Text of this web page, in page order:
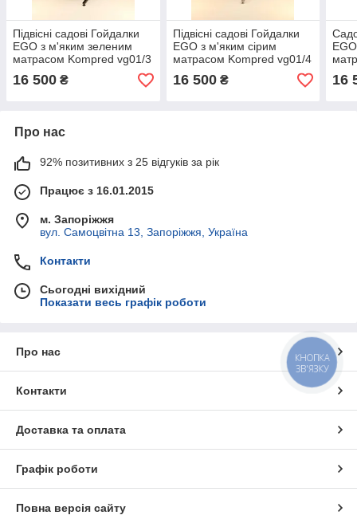
Підвісні садові Гойдалки
EGO з м'яким зеленим
матрасом Kompred vg01/3
16 500 ₴
Підвісні садові Гойдалки
EGO з м'яким сірим
матрасом Kompred vg01/4
16 500₴ 16
Про нас
92% позитивних з 25 відгуків за рік
Працює з 16.01.2015
м. Запоріжжя
вул. Самоцвітна 13, Запоріжжя, Україна
Контакти
Сьогодні вихідний
Показати весь графік роботи
Про нас
Контакти
Доставка та оплата
Графік роботи
Повна версія сайту
КНОПКА
ЗВ'ЯЗКУ